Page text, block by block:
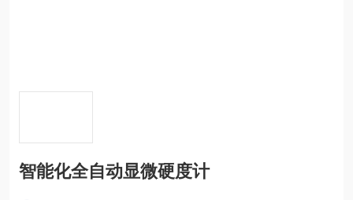
智能化全自动显微硬度计